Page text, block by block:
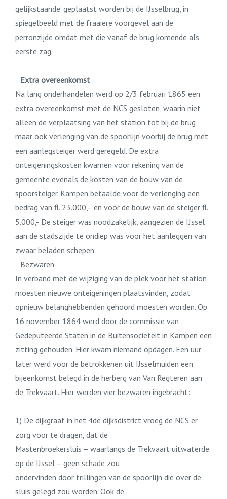
gelijkstaande’ geplaatst worden bij de IJsselbrug, in
spiegelbeeld met de fraaiere voorgevel aan de
perronzijde omdat met die vanaf de brug komende als
eerste zag.
Extra overeenkomst
Na lang onderhandelen werd op 2/3 februari 1865 een
extra overeenkomst met de NCS gesloten, waarin niet
alleen de verplaatsing van het station tot bij de brug,
maar ook verlenging van de spoorlijn voorbij de brug met
een aanlegsteiger werd geregeld. De extra
onteigeningskosten kwamen voor rekening van de
gemeente evenals de kosten van de bouw van de
spoorsteiger. Kampen betaalde voor de verlenging een
bedrag van fl. 23.000,- en voor de bouw van de steiger fl.
5.000,-. De steiger was noodzakelijk, aangezien de IJssel
aan de stadszijde te ondiep was voor het aanleggen van
zwaar beladen schepen.
Bezwaren
In verband met de wijziging van de plek voor het station
moesten nieuwe onteigeningen plaatsvinden, zodat
opnieuw belanghebbenden gehoord moesten worden. Op
16 november 1864 werd door de commissie van
Gedeputeerde Staten in de Buitensociëteit in Kampen een
zitting gehouden. Hier kwam niemand opdagen. Een uur
later werd voor de betrokkenen uit IJsselmuiden een
bijeenkomst belegd in de herberg van Van Regteren aan
de Trekvaart. Hier werden vier bezwaren ingebracht:
1) De dijkgraaf in het 4de dijksdistrict vroeg de NCS er
zorg voor te dragen, dat de
Mastenbroekersluis – waarlangs de Trekvaart uitwaterde
op de IJssel – geen schade zou
ondervinden door trillingen van de spoorlijn die over de
sluis gelegd zou worden. Ook de